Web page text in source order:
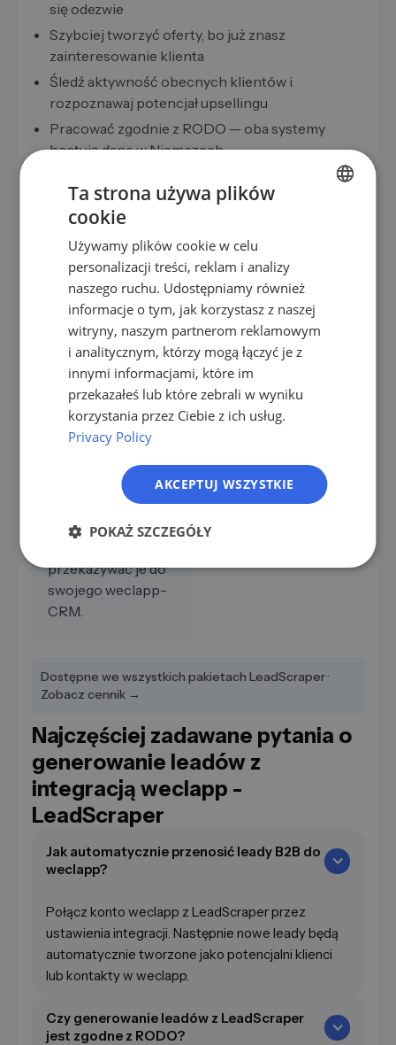
się odezwie
Szybciej tworzyć oferty, bo już znasz
zainteresowanie klienta
Śledź aktywność obecnych klientów i
rozpoznawaj potencjał upsellingu
Pracować zgodnie z RODO — oba systemy
hostują dane w Niemczech
Jak zacząć
Załóż konto
Zarejestruj się w
LeadScraper lub
rozpocznij
bezpłatny okres
próbny.
2
Połącz weclapp
Połącz weclapp z
LeadScraper przez
ustawienia
integracji w swoim
panelu.
Generuj leady
Zacznij generować
leady B2B i
przekazywać je do
swojego weclapp-
CRM.
Dostępne we wszystkich pakietach LeadScraper ·
Zobacz cennik →
Najczęściej zadawane pytania o
generowanie leadów z
integracją weclapp -
LeadScraper
Jak automatycznie przenosić leady B2B do
weclapp?
Połącz konto weclapp z LeadScraper przez
ustawienia integracji. Następnie nowe leady będą
automatycznie tworzone jako potencjalni klienci
lub kontakty w weclapp.
Czy generowanie leadów z LeadScraper
jest zgodne z RODO?
FR
IT
PL
Ta strona używa plików
cookie
Używamy plików cookie w celu
personalizacji treści, reklam i analizy
naszego ruchu. Udostępniamy również
informacje o tym, jak korzystasz z naszej
witryny, naszym partnerom reklamowym
i analitycznym, którzy mogą łączyć je z
innymi informacjami, które im
przekazałeś lub które zebrali w wyniku
korzystania przez Ciebie z ich usług.
Privacy Policy
AKCEPTUJ WSZYSTKIE
POKAŻ SZCZEGÓŁY